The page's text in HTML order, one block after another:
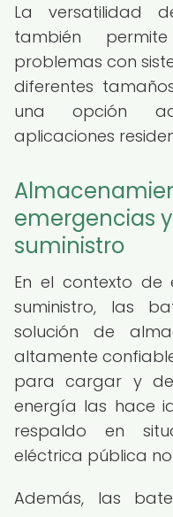
La versatilidad
también
problemas con
diferentes
una opción
aplicaciones
emergencias
suministro
En el contexto de
suministro, las
solución de
altamente
para cargar y
energía las hace
respaldo en
eléctrica pública
Además, las